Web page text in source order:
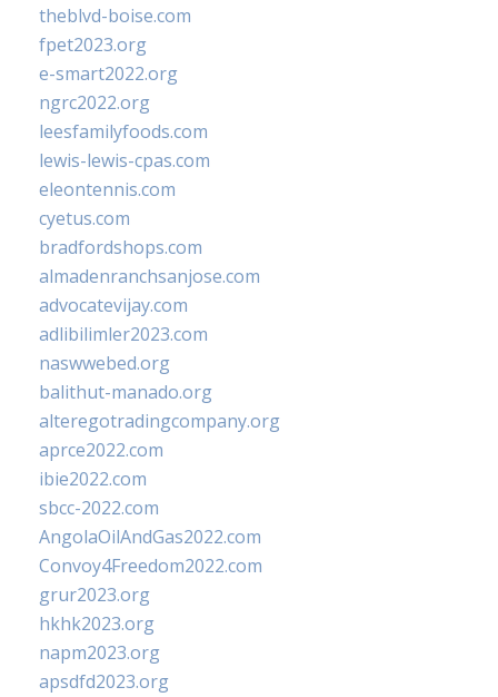
theblvd-boise.com
fpet2023.org
e-smart2022.org
ngrc2022.org
leesfamilyfoods.com
lewis-lewis-cpas.com
eleontennis.com
cyetus.com
bradfordshops.com
almadenranchsanjose.com
advocatevijay.com
adlibilimler2023.com
naswwebed.org
balithut-manado.org
alteregotradingcompany.org
aprce2022.com
ibie2022.com
sbcc-2022.com
AngolaOilAndGas2022.com
Convoy4Freedom2022.com
grur2023.org
hkhk2023.org
napm2023.org
apsdfd2023.org